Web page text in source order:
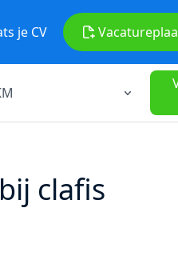
je CV Vacature
clafis